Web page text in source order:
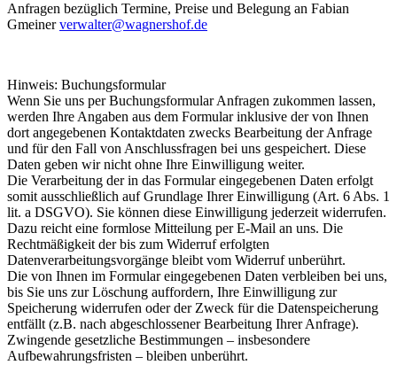
Anfragen bezüglich Termine, Preise und Belegung an Fabian
Gmeinerverwalter@wagnershof.de
Hinweis: Buchungsformular
Wenn Sie uns per Buchungsformular Anfragen zukommen lassen,
werden Ihre Angaben aus dem Formular inklusive der von Ihnen
dort angegebenen Kontaktdaten zwecks Bearbeitung der Anfrage
und für den Fall von Anschlussfragen bei uns gespeichert. Diese
Daten geben wir nicht ohne Ihre Einwilligung weiter.
Die Verarbeitung der in das Formular eingegebenen Daten erfolgt
somit ausschließlich auf Grundlage Ihrer Einwilligung (Art. 6 Abs. 1
lit. a DSGVO). Sie können diese Einwilligung jederzeit widerrufen.
Dazu reicht eine formlose Mitteilung per E-Mail an uns. Die
Rechtmäßigkeit der bis zum Widerruf erfolgten
Datenverarbeitungsvorgänge bleibt vom Widerruf unberührt.
Die von Ihnen im Formular eingegebenen Daten verbleiben bei uns,
bis Sie uns zur Löschung auffordern, Ihre Einwilligung zur
Speicherung widerrufen oder der Zweck für die Datenspeicherung
entfällt (z.B. nach abgeschlossener Bearbeitung Ihrer Anfrage).
Zwingende gesetzliche Bestimmungen – insbesondere
Aufbewahrungsfristen – bleiben unberührt.